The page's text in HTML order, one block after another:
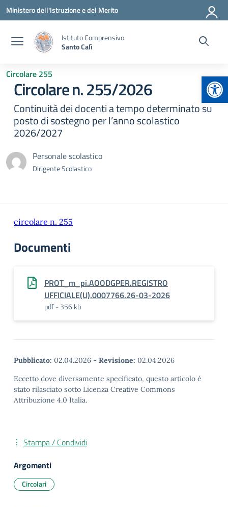
Vai ai contenuti
Vai al menu di navigazione
Vai al footer
Ministero dell'Istruzione e del Merito
Istituto Comprensivo
Santo Calì
Circolare 255
Circolare n. 255/2026
Continuità dei docenti a tempo determinato su
posto di sostegno per l’anno scolastico
2026/2027
Personale scolastico
Dirigente Scolastico
circolare n. 255
Documenti
PROT_m_pi.AOODGPER.REGISTRO
UFFICIALE(U).0007766.26-03-2026
pdf - 356 kb
Pubblicato: 02.04.2026 - Revisione: 02.04.2026
Eccetto dove diversamente specificato, questo articolo è
stato rilasciato sotto Licenza Creative Commons
Attribuzione 4.0 Italia.
Stampa / Condividi
Argomenti
Circolari